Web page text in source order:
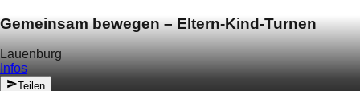
Gemeinsam bewegen – Eltern-Kind-Turnen
Lauenburg
Infos
Teilen